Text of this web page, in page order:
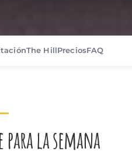
The HillPreciosFAQ
para la semana